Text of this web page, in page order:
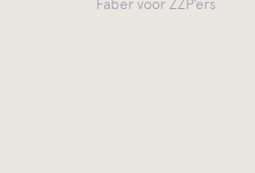
Faber voor ZZP’ers